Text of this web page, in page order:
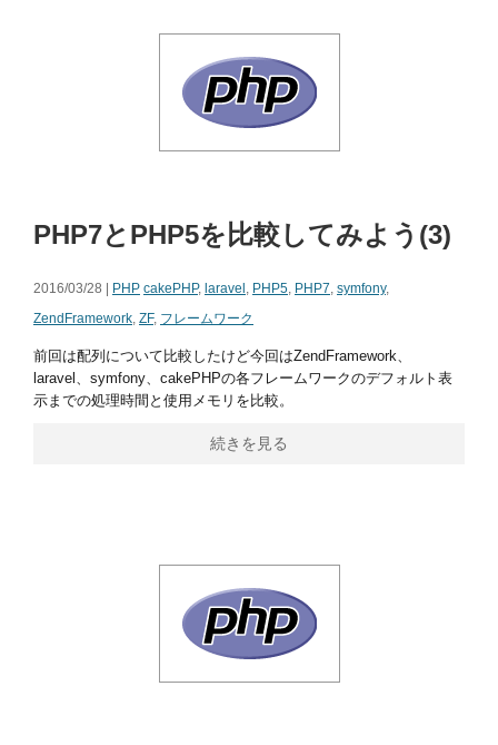
PHP7とPHP5を比較してみよう(3)
2016/03/28 | PHP cakePHP, laravel , PHP5, PHP7, symfony,
ZendFramework, ZF, フレームワーク
前回は配列について比較したけど今回はZendFramework、
laravel、symfony、cakePHPの各フレームワークのデフォルト表
示までの処理時間と使用メモリを比較。
続きを見る